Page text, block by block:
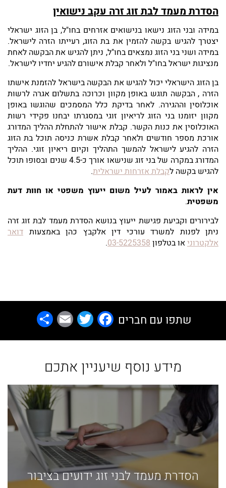
הסדרת מעמד לבת זוג זרה עקב נישואין
במידה ובני הזוג נישאו בנישואים אזרחים בחו"ל, בן הזוג ישראלי
יצטרך להגיש בקשה להזמין את בת הזוג, רעייתו הזרה לישראל.
במידה ושני בני הזוג נמצאים בחו"ל, ניתן להגיש את הבקשה לאחת
מנציגות ישראל בחו"ל ולאחר קבלת אישורם להגיע יחדיו לישראל.
בן הזוג הישראלי יכול להגיש את הבקשה בישראל להזמנת אישתו
הזרה , הבקשה תוגש באופן מקוון וכרוכה בתשלום אגרה לרשות
אוכלוסין וההגירה. לאחר בדיקת כלל המסמכים שהוגשו באופן
מקוון יזומנו בני הזוג לריאיון זוגי במסגרתו יבחנו פקידי רשות
האוכלוסין את כנות הקשר. קבלת אישור להתחלת ההליך המדורג
אורכת מספר חודשים ולאחר קבלת אשרת כניסה תוכל בת הזוג
הזרה להגיע לישראל להמשך התהליך וקיום ריאיון זוגי. ההליך
המדורג במקרה של בני זוג שנישאו אורך כ-4.5 שנים ובסופו תוכל
להגיש בקשה לקבלת אזרחות ישראלית.
אין לראות באמור לעיל משום ייעוץ משפטי או חוות דעת
משפטית.
לבירורים וקביעת פגישת ייעוץ בנושא הסדרת מעמד לבת זוג זרה
ניתן לפנות למשרד עורכי דין אלקבץ כהן באמצעות דואר
אלקטרוניאו בטלפון03-5225358
.
שתפו עם חברים Facebook
Twitter
Email
מידע נוסף שיעניין אתכם
הסדרת מעמד לבני זוג ידועים בציבור